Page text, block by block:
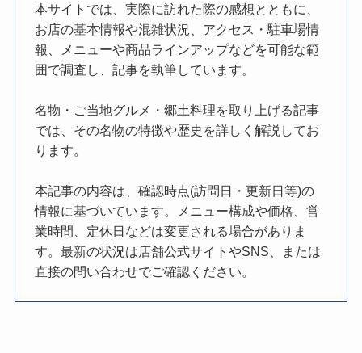
本サイトでは、実際に訪れた際の感想とともに、
お店の基本情報や混雑状況、アクセス・駐車場情
報、メニューや商品ラインアップなどを可能な範
囲で調査し、記事を執筆しています。
名物・ご当地グルメ・郷土料理を取り上げる記事
では、その名物の特徴や歴史を詳しく解説してお
ります。
本記事の内容は、確認時点(訪問日・更新日等)の
情報に基づいています。メニュー構成や価格、営
業時間、定休日などは変更される場合がありま
す。最新の状況は店舗公式サイトやSNS、または
直接の問い合わせでご確認ください。